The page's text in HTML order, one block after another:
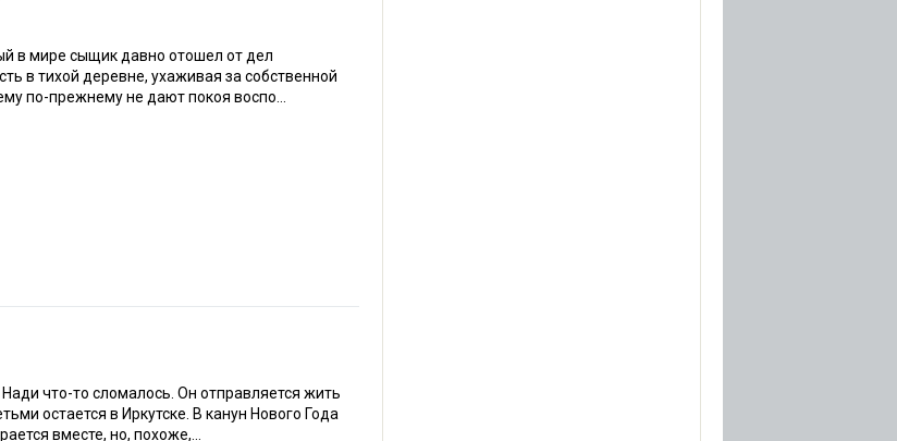
в мире сыщик давно отошел от дел
в тихой деревне, ухаживая за собственной
по-прежнему не дают покоя воспо...
что-то сломалось. Он отправляется жить
остается в Иркутске. В канун Нового Года
вместе, но, похоже,...